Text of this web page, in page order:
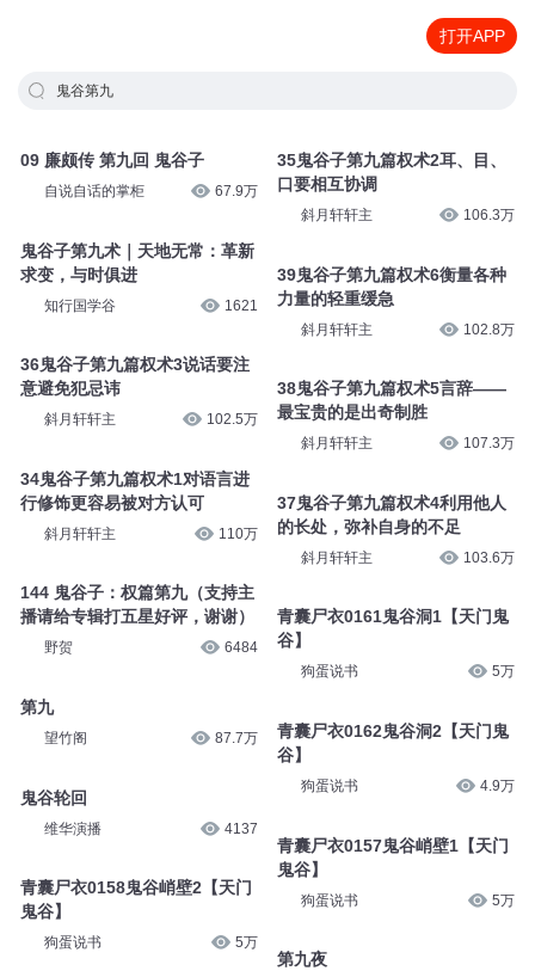
打开APP
鬼谷第九
09 廉颇传 第九回 鬼谷子
自说自话的掌柜 67.9万
鬼谷子第九术｜天地无常：革新
求变，与时俱进
知行国学谷 1621
36鬼谷子第九篇权术3说话要注
意避免犯忌讳
斜月轩轩主 102.5万
34鬼谷子第九篇权术1对语言进
行修饰更容易被对方认可
斜月轩轩主 110万
144 鬼谷子：权篇第九（支持主
播请给专辑打五星好评，谢谢）
野贺 6484
第九
望竹阁 87.7万
鬼谷轮回
维华演播 4137
青囊尸衣0158鬼谷峭壁2【天门
鬼谷】
狗蛋说书 5万
35鬼谷子第九篇权术2耳、目、
口要相互协调
斜月轩轩主 106.3万
39鬼谷子第九篇权术6衡量各种
力量的轻重缓急
斜月轩轩主 102.8万
38鬼谷子第九篇权术5言辞——
最宝贵的是出奇制胜
斜月轩轩主 107.3万
37鬼谷子第九篇权术4利用他人
的长处，弥补自身的不足
斜月轩轩主 103.6万
青囊尸衣0161鬼谷洞1【天门鬼
谷】
狗蛋说书 5万
青囊尸衣0162鬼谷洞2【天门鬼
谷】
狗蛋说书 4.9万
青囊尸衣0157鬼谷峭壁1【天门
鬼谷】
狗蛋说书 5万
第九夜